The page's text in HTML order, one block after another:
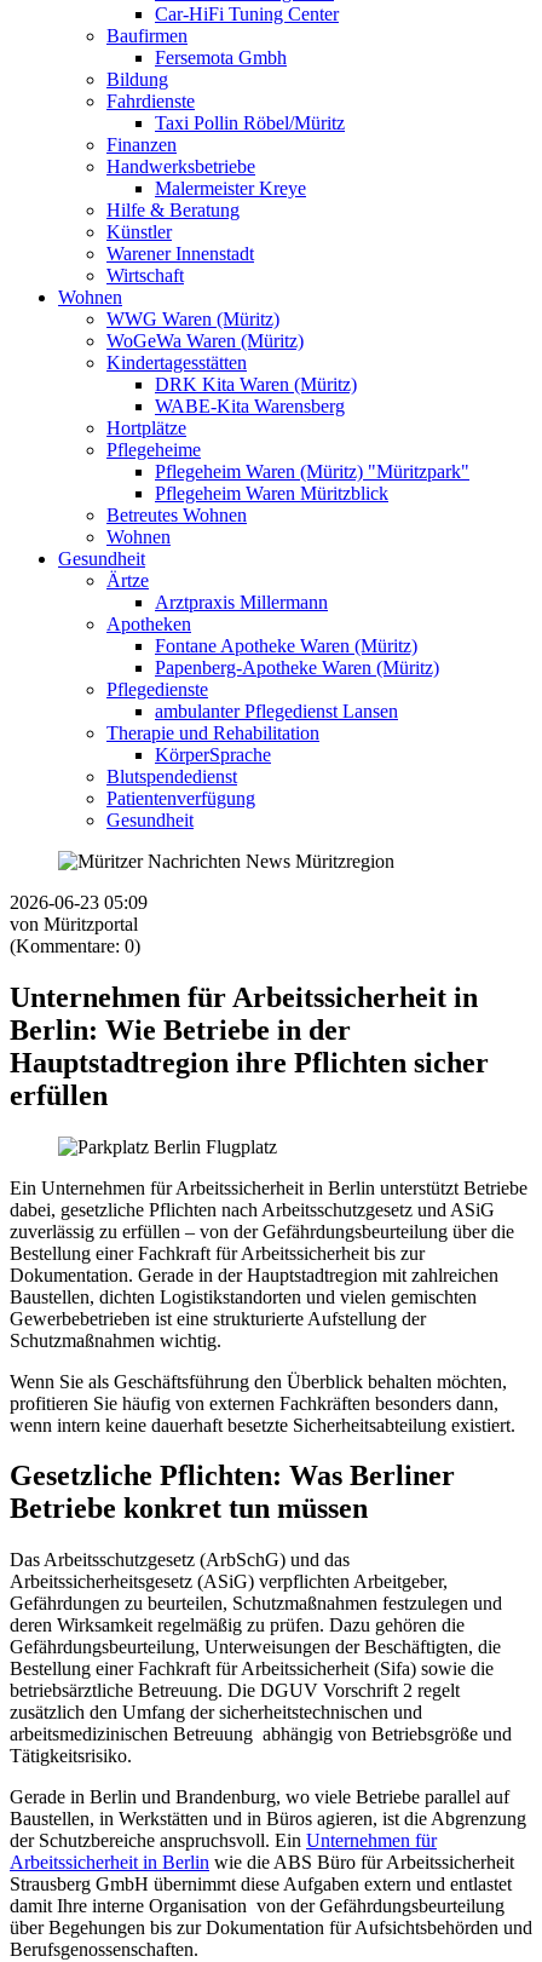
Car-HiFi Tuning Center
Baufirmen
Fersemota Gmbh
Bildung
Fahrdienste
Taxi Pollin Röbel/Müritz
Finanzen
Handwerksbetriebe
Malermeister Kreye
Hilfe & Beratung
Künstler
Warener Innenstadt
Wirtschaft
Wohnen
WWG Waren (Müritz)
WoGeWa Waren (Müritz)
Kindertagesstätten
DRK Kita Waren (Müritz)
WABE-Kita Warensberg
Hortplätze
Pflegeheime
Pflegeheim Waren (Müritz) "Müritzpark"
Pflegeheim Waren Müritzblick
Betreutes Wohnen
Wohnen
Gesundheit
Ärtze
Arztpraxis Millermann
Apotheken
Fontane Apotheke Waren (Müritz)
Papenberg-Apotheke Waren (Müritz)
Pflegedienste
ambulanter Pflegedienst Lansen
Therapie und Rehabilitation
KörperSprache
Blutspendedienst
Patientenverfügung
Gesundheit
2026-06-23 05:09
von Müritzportal
(Kommentare: 0)
Unternehmen für Arbeitssicherheit in
Berlin: Wie Betriebe in der
Hauptstadtregion ihre Pflichten sicher
erfüllen
Ein Unternehmen für Arbeitssicherheit in Berlin unterstützt Betriebe
dabei, gesetzliche Pflichten nach Arbeitsschutzgesetz und ASiG
zuverlässig zu erfüllen – von der Gefährdungsbeurteilung über die
Bestellung einer Fachkraft für Arbeitssicherheit bis zur
Dokumentation. Gerade in der Hauptstadtregion mit zahlreichen
Baustellen, dichten Logistikstandorten und vielen gemischten
Gewerbebetrieben ist eine strukturierte Aufstellung der
Schutzmaßnahmen wichtig.
Wenn Sie als Geschäftsführung den Überblick behalten möchten,
profitieren Sie häufig von externen Fachkräften besonders dann,
wenn intern keine dauerhaft besetzte Sicherheitsabteilung existiert.
Gesetzliche Pflichten: Was Berliner
Betriebe konkret tun müssen
Das Arbeitsschutzgesetz (ArbSchG) und das
Arbeitssicherheitsgesetz (ASiG) verpflichten Arbeitgeber,
Gefährdungen zu beurteilen, Schutzmaßnahmen festzulegen und
deren Wirksamkeit regelmäßig zu prüfen. Dazu gehören die
Gefährdungsbeurteilung, Unterweisungen der Beschäftigten, die
Bestellung einer Fachkraft für Arbeitssicherheit (Sifa) sowie die
betriebsärztliche Betreuung. Die DGUV Vorschrift 2 regelt
zusätzlich den Umfang der sicherheitstechnischen und
arbeitsmedizinischen Betreuung abhängig von Betriebsgröße und
Tätigkeitsrisiko.
Gerade in Berlin und Brandenburg, wo viele Betriebe parallel auf
Baustellen, in Werkstätten und in Büros agieren, ist die Abgrenzung
der Schutzbereiche anspruchsvoll. Ein Unternehmen für
Arbeitssicherheit in Berlin wie die ABS Büro für Arbeitssicherheit
Strausberg GmbH übernimmt diese Aufgaben extern und entlastet
damit Ihre interne Organisation von der Gefährdungsbeurteilung
über Begehungen bis zur Dokumentation für Aufsichtsbehörden und
Berufsgenossenschaften.